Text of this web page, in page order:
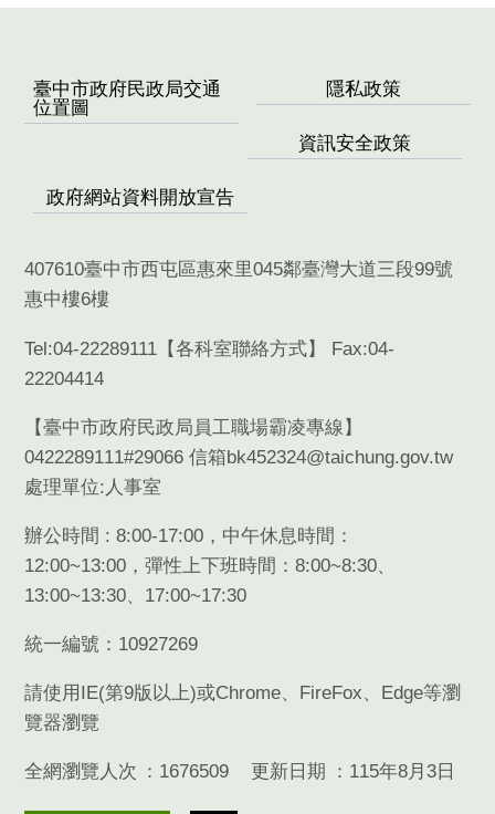
臺中市政府民政局交通
位置圖
隱私政策
資訊安全政策
政府網站資料開放宣告
407610臺中市西屯區惠來里045鄰臺灣大道三段99號
惠中樓6樓
Tel:04-22289111【各科室聯絡方式】 Fax:04-
22204414
【臺中市政府民政局員工職場霸凌專線】
0422289111#29066 信箱bk452324@taichung.gov.tw
處理單位:人事室
辦公時間 : 8:00-17:00，中午休息時間：
12:00~13:00，彈性上下班時間：8:00~8:30、
13:00~13:30、17:00~17:30
統一編號：10927269
請使用 IE(第9版以上)或Chrome、 FireFox、 Edge等瀏
覽器瀏覽
全網瀏覽人次 1676509 更新日期 115年8月3日